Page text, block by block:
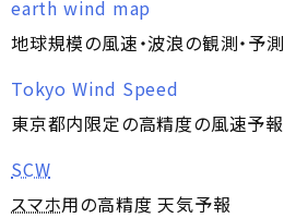
earth wind map
地球規模の風速・波浪の観測・予測
Tokyo Wind Speed
東京都内限定の高精度の風速予報
SCW
スマホ用の高精度 天気予報